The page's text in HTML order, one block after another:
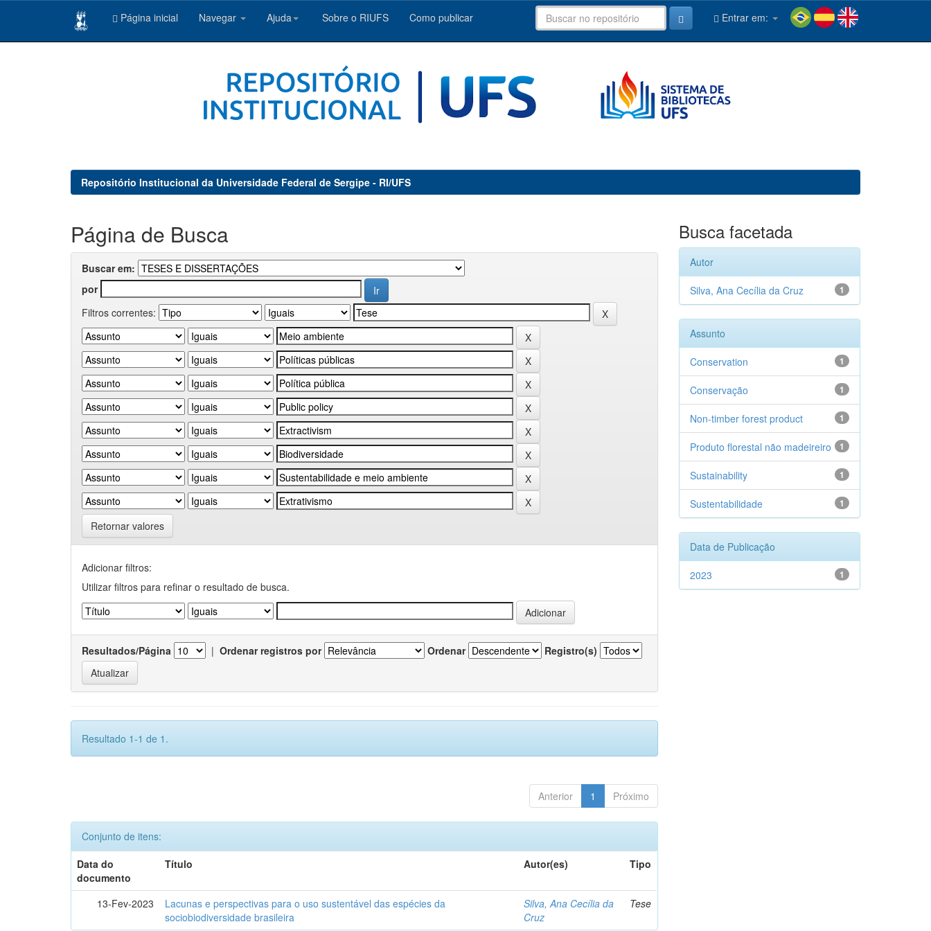
Página inicial Navegar Ajuda Sobre o RIUFS Como publicar Entrar em:
Repositório Institucional da Universidade Federal de Sergipe - RI/UFS
Página de Busca
Buscar em:
por
Filtros correntes:
Retornar valores
Adicionar filtros:
Utilizar filtros para refinar o resultado de busca.
Resultados/Página | Ordenar registros por Ordenar Registro(s)
Resultado 1-1 de 1.
Anterior 1 Próximo
Conjunto de itens:
Data do
documento
Título Autor(es) Tipo
13-Fev-2023
Lacunas e perspectivas para o uso sustentável das espécies da
sociobiodiversidade brasileira
Silva, Ana Cecília da
Cruz
Tese
Busca facetada
Autor
1
Silva, Ana Cecília da Cruz
Assunto
1
Conservation
1
Conservação
1
Non-timber forest product
1
Produto florestal não madeireiro
1
Sustainability
1
Sustentabilidade
Data de Publicação
1
2023